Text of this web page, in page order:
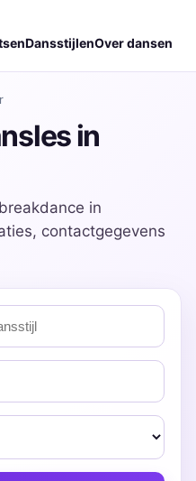
DansstijlenOver dansen
in
in
contactgegevens